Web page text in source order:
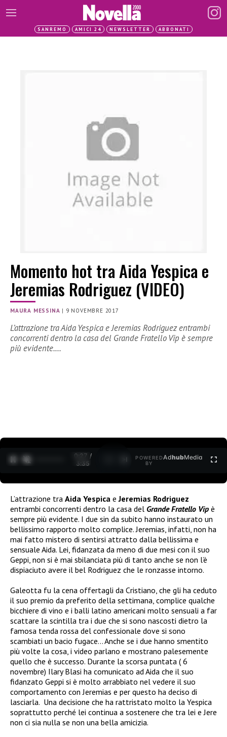
SANREMO AMICI 24 NEWSLETTER ABBONATI
Momento hot tra Aida Yespica e
Jeremias Rodriguez (VIDEO)
MAURA MESSINA | 9 NOVEMBRE 2017
L’attrazione tra Aida Yespica e Jeremias Rodriguez entrambi
concorrenti dentro la casa del Grande Fratello Vip è sempre
più evidente.…
0:27 /
3:35
POWERED
BY
AdhubMedia
L’attrazione tra Aida Yespica e Jeremias Rodriguez
entrambi concorrenti dentro la casa del Grande Fratello Vip è
sempre più evidente. I due sin da subito hanno instaurato un
bellissimo rapporto molto complice. Jeremias, infatti, non ha
mai fatto mistero di sentirsi attratto dalla bellissima e
sensuale Aida. Lei, fidanzata da meno di due mesi con il suo
Geppi, non si è mai sbilanciata più di tanto anche se non l’è
dispiaciuto avere il bel Rodriguez che le ronzasse intorno.
Galeotta fu la cena offertagli da Cristiano, che gli ha ceduto
il suo premio da preferito della settimana, complice qualche
bicchiere di vino e i balli latino americani molto sensuali a far
scattare la scintilla tra i due che si sono nascosti dietro la
famosa tenda rossa del confessionale dove si sono
scambiati un bacio fugace… Anche se i due hanno smentito
più volte la cosa, i video parlano e mostrano palesemente
quello che è successo. Durante la scorsa puntata ( 6
novembre) Ilary Blasi ha comunicato ad Aida che il suo
fidanzato Geppi si è molto arrabbiato nel vedere il suo
comportamento con Jeremias e per questo ha deciso di
lasciarla. Una decisione che ha rattristato molto la Yespica
soprattutto perché lei continua a sostenere che tra lei e Jere
non ci sia nulla se non una bella amicizia.